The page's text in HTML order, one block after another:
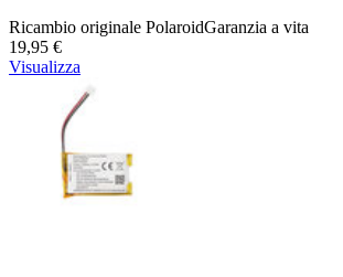
Ricambio originale PolaroidGaranzia a vita
19,95 €
Visualizza